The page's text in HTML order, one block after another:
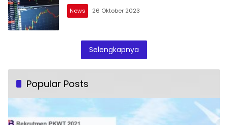
News 26 Oktober 2023
Selengkapnya
Popular Posts